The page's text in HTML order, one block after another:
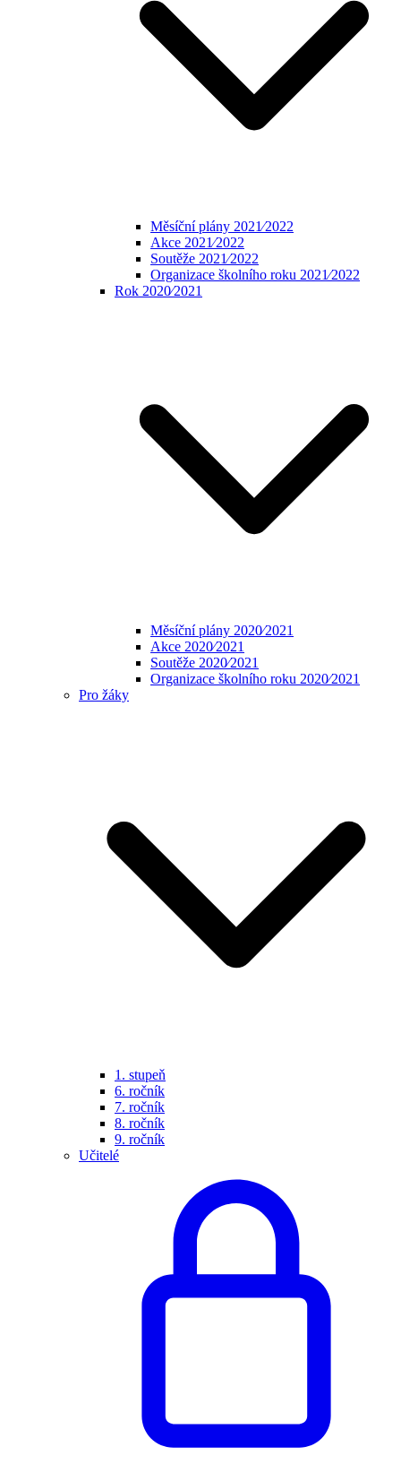
Měsíční plány 2021⁄2022
Akce 2021⁄2022
Soutěže 2021⁄2022
Organizace školního roku 2021⁄2022
Rok 2020⁄2021
Měsíční plány 2020⁄2021
Akce 2020⁄2021
Soutěže 2020⁄2021
Organizace školního roku 2020⁄2021
Pro žáky
1. stupeň
6. ročník
7. ročník
8. ročník
9. ročník
Učitelé